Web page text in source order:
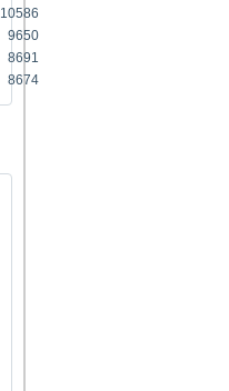
10586
9650
8691
8674